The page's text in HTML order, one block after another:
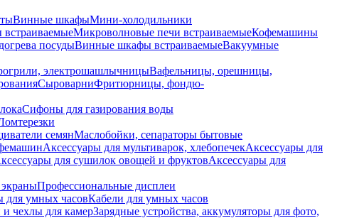
Винные шкафыМини-холодильники
Микроволновые печи встраиваемыеКофемашины
посудыВинные шкафы встраиваемыеВакуумные
электрошашлычницыВафельницы, орешницы,
СыроварниФритюрницы, фондю-
Сифоны для газирования воды
семянМаслобойки, сепараторы бытовые
Аксессуары для мультиварок, хлебопечекАксессуары для
для сушилок овощей и фруктовАксессуары для
Профессиональные дисплеи
для умных часовКабели для умных часов
чехлы для камерЗарядные устройства, аккумуляторы для фото,